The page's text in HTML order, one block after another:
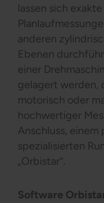
lassen sich
anderen
Ebenen
einer
gelagert werden,
motorisch oder
hochwertiger
Anschluss, einem
spezialisierten
„Orbistar“.
Software